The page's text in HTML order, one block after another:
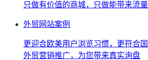
只做有价值的商城，只做能带来流
外贸网站案例
更迎合欧美用户浏览习惯，更符合
外贸营销推广，为您带来真实询盘